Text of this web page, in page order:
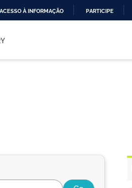
ACESSO À INFORMAÇÃO PARTICIPE